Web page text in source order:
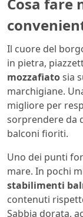
Il cuore del
in pietra,
mozzafiatosia
marchigiane.
migliore per
sorprendere da
balconi fioriti.
Uno dei punti
mare. In pochi
stabilimenti
contenuti
Sabbia dorata,